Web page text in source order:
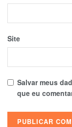
Site
Salvar meus
que eu